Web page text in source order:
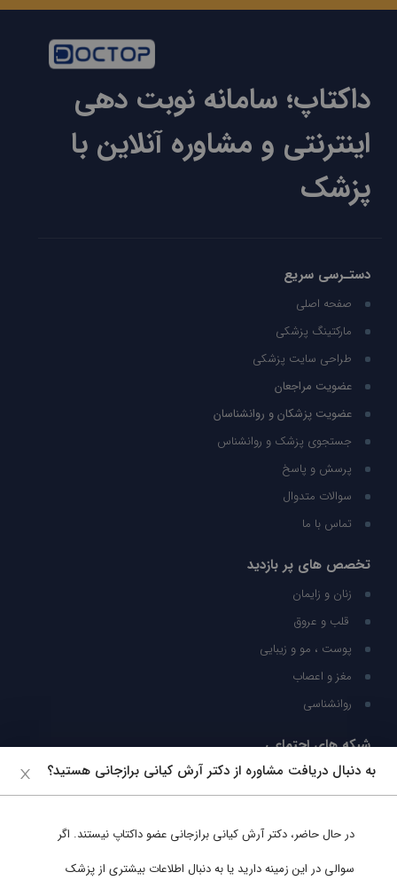
داکتاپ؛ سامانه نوبت دهی
اینترنتی و مشاوره آنلاین با
پزشک
دستـرسی سریع
صفحه اصلی
مارکتینگ پزشکی
طراحی سایت پزشکی
عضویت مراجعان
عضویت پزشکان و روانشناسان
جستجوی پزشک و روانشناس
پرسش و پاسخ
سوالات متدوال
تماس با ما
تخصص های پر بازدید
زنان و زایمان
قلب و عروق
پوست ، مو و زیبایی
مغز و اعصاب
روانشناسی
شبکه های اجتماعی
ما را در شبکه های اجتماعی دنبال کنید
به دنبال دریافت مشاوره از دکتر آرش کیانی برازجانی هستید؟
در حال حاضر، دکتر آرش کیانی برازجانی عضو داکتاپ نیستند. اگر
سوالی در این زمینه دارید یا به دنبال اطلاعات بیشتری از پزشک